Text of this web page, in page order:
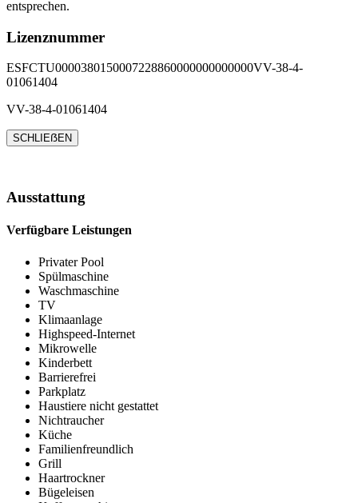
entsprechen.
Lizenznummer
ESFCTU0000380150007228860000000000000VV-38-4-
01061404
VV-38-4-01061404
SCHLIEẞEN
Ausstattung
Verfügbare Leistungen
Privater Pool
Spülmaschine
Waschmaschine
TV
Klimaanlage
Highspeed-Internet
Mikrowelle
Kinderbett
Barrierefrei
Parkplatz
Haustiere nicht gestattet
Nichtraucher
Küche
Familienfreundlich
Grill
Haartrockner
Bügeleisen